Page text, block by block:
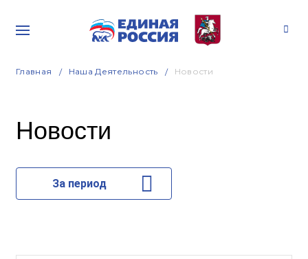
Главная Наша Деятельность Новости
Новости
За период